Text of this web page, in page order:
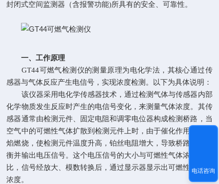
封闭式空间监测器（含报警功能)所具有的安全、可靠性。
一、工作原理
GT44可燃气检测仪的测量原理为电化学法，其核心通过传
感器与气体反应产生电信号，实现浓度检测。以下为具体说明：
该仪器采用电化学传感器技术，通过检测气体与传感器内部
化学物质发生反应时产生的电信号变化，来测量气体浓度。其传
感器通常由检测元件、固定电阻和调零电位器构成检测桥路，当
空气中的可燃性气体扩散到检测元件上时，由于催化作用产生无
焰燃烧，使检测元件温度升高，铂丝电阻增大，导致桥路失去平
衡并输出电压信号。这个电压信号的大小与可燃性气体浓度成正
比，信号经放大、模数转换后，通过显示器显示出可燃性气体的
浓度。
电话咨询